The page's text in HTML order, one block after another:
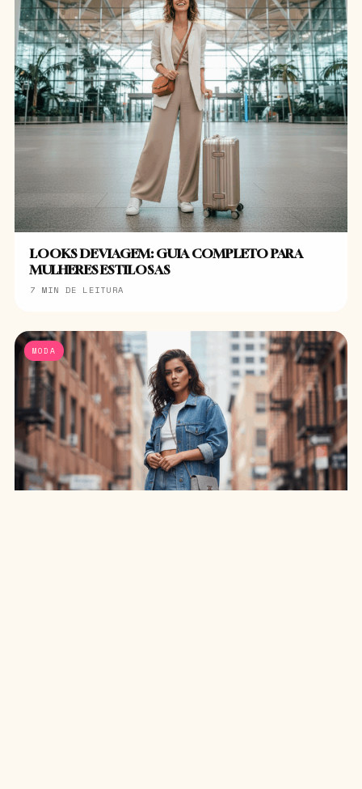
LOOKS DE VIAGEM: GUIA COMPLETO PARA
MULHERES ESTILOSAS
7 MIN DE LEITURA
MODA